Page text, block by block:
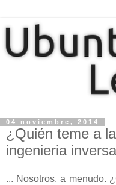
04 noviembre, 2014
¿Quién teme a
ingenieria
... Nosotros, a menudo.